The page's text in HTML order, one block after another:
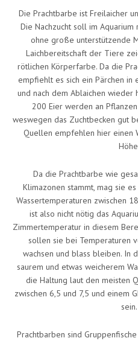
Die Prachtbarbe ist Freilaicher
Die Nachzucht soll im Aquarium
ohne große unterstützende
Laichbereitschaft der Tiere
rötlichen Körperfarbe. Da die
empfiehlt es sich ein Pärchen in
und nach dem Ablaichen wieder
200 Eier werden an
weswegen das Zuchtbecken gut
Quellen empfehlen hier einen
Da die Prachtbarbe wie
Klimazonen stammt, mag sie
Wassertemperaturen zwischen
ist also nicht nötig das
Zimmertemperatur in diesem
sollen sie bei Temperaturen
wachsen und blass bleiben. In
saurem und etwas weicherem
die Haltung laut den meisten
zwischen 6,5 und 7,5 und einem
sein.
Prachtbarben sind